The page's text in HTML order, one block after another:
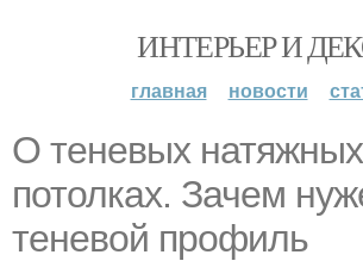
ИНТЕРЬЕР И
главная новости
О теневых натяжных
потолках. Зачем
теневой профиль